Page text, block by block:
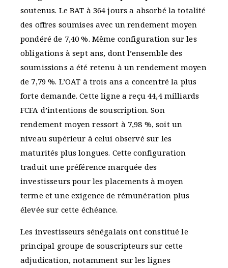
soutenus. Le BAT à 364 jours a absorbé la totalité
des offres soumises avec un rendement moyen
pondéré de 7,40 %. Même configuration sur les
obligations à sept ans, dont l’ensemble des
soumissions a été retenu à un rendement moyen
de 7,79 %. L’OAT à trois ans a concentré la plus
forte demande. Cette ligne a reçu 44,4 milliards
FCFA d’intentions de souscription. Son
rendement moyen ressort à 7,98 %, soit un
niveau supérieur à celui observé sur les
maturités plus longues. Cette configuration
traduit une préférence marquée des
investisseurs pour les placements à moyen
terme et une exigence de rémunération plus
élevée sur cette échéance.
Les investisseurs sénégalais ont constitué le
principal groupe de souscripteurs sur cette
adjudication, notamment sur les lignes